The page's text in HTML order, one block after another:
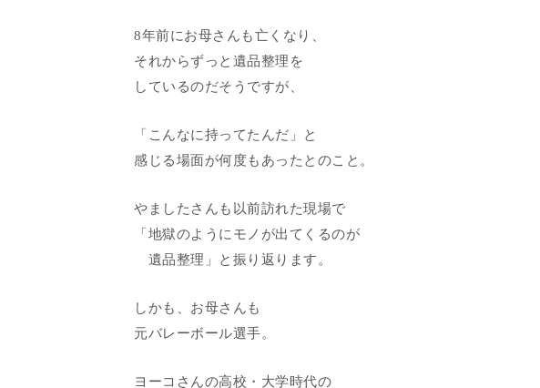
8年前にお母さんも亡くなり、
それからずっと遺品整理を
しているのだそうですが、
「こんなに持ってたんだ」と
感じる場面が何度もあったとのこと。
やましたさんも以前訪れた現場で
「地獄のようにモノが出てくるのが
遺品整理」と振り返ります。
しかも、お母さんも
元バレーボール選手。
ヨーコさんの高校・大学時代の